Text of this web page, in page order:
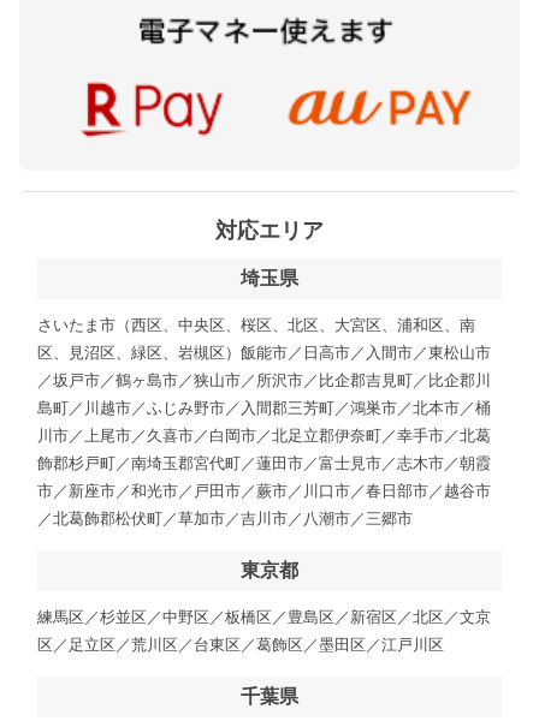
対応エリア
埼玉県
さいたま市（西区、中央区、桜区、北区、大宮区、浦和区、南
区、見沼区、緑区、岩槻区）飯能市／日高市／入間市／東松山市
／坂戸市／鶴ヶ島市／狭山市／所沢市／比企郡吉見町／比企郡川
島町／川越市／ふじみ野市／入間郡三芳町／鴻巣市／北本市／桶
川市／上尾市／久喜市／白岡市／北足立郡伊奈町／幸手市／北葛
飾郡杉戸町／南埼玉郡宮代町／蓮田市／富士見市／志木市／朝霞
市／新座市／和光市／戸田市／蕨市／川口市／春日部市／越谷市
／北葛飾郡松伏町／草加市／吉川市／八潮市／三郷市
東京都
練馬区／杉並区／中野区／板橋区／豊島区／新宿区／北区／文京
区／足立区／荒川区／台東区／葛飾区／墨田区／江戸川区
千葉県